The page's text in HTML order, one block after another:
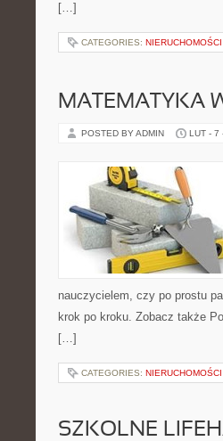
[…]
CATEGORIES: NIERUCHOMOŚCI
MATEMATYKA
POSTED BY ADMIN LUT - 7
nauczycielem, czy po prostu
krok po kroku. Zobacz także
[…]
CATEGORIES: NIERUCHOMOŚCI
SZKOLNE